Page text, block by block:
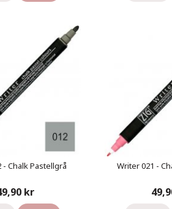
- Chalk Pastellgrå
kr
Writer 021 -